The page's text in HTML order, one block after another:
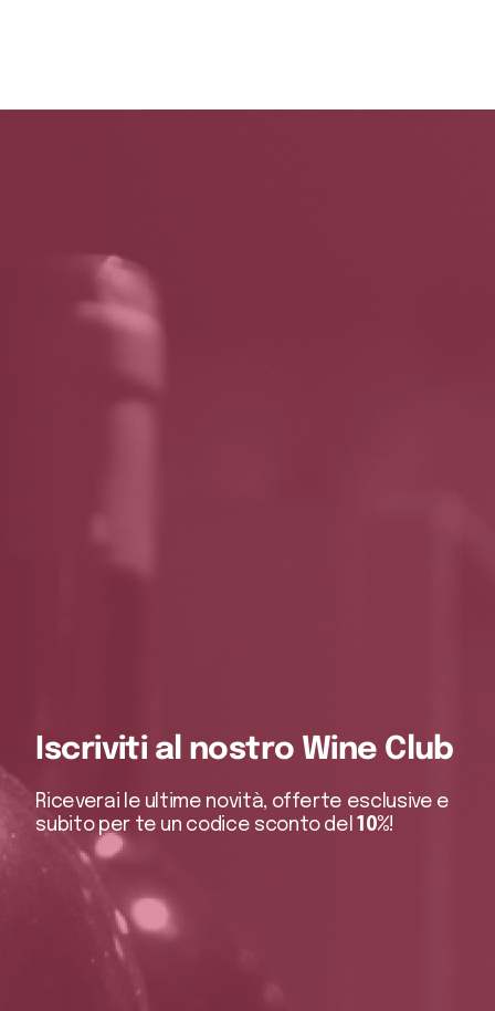
Iscriviti al nostro Wine Club
Riceverai le ultime novità, offerte esclusive e
subito per te un codice sconto del10%!